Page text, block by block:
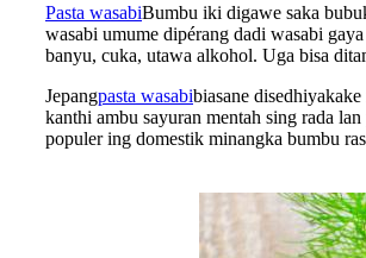
Pasta wasabiBumbu iki digawe saka
wasabi umume dipérang dadi wasabi
banyu, cuka, utawa alkohol. Uga bisa
Jepangpasta wasabibiasane
kanthi ambu sayuran mentah sing rada
populer ing domestik minangka bumbu